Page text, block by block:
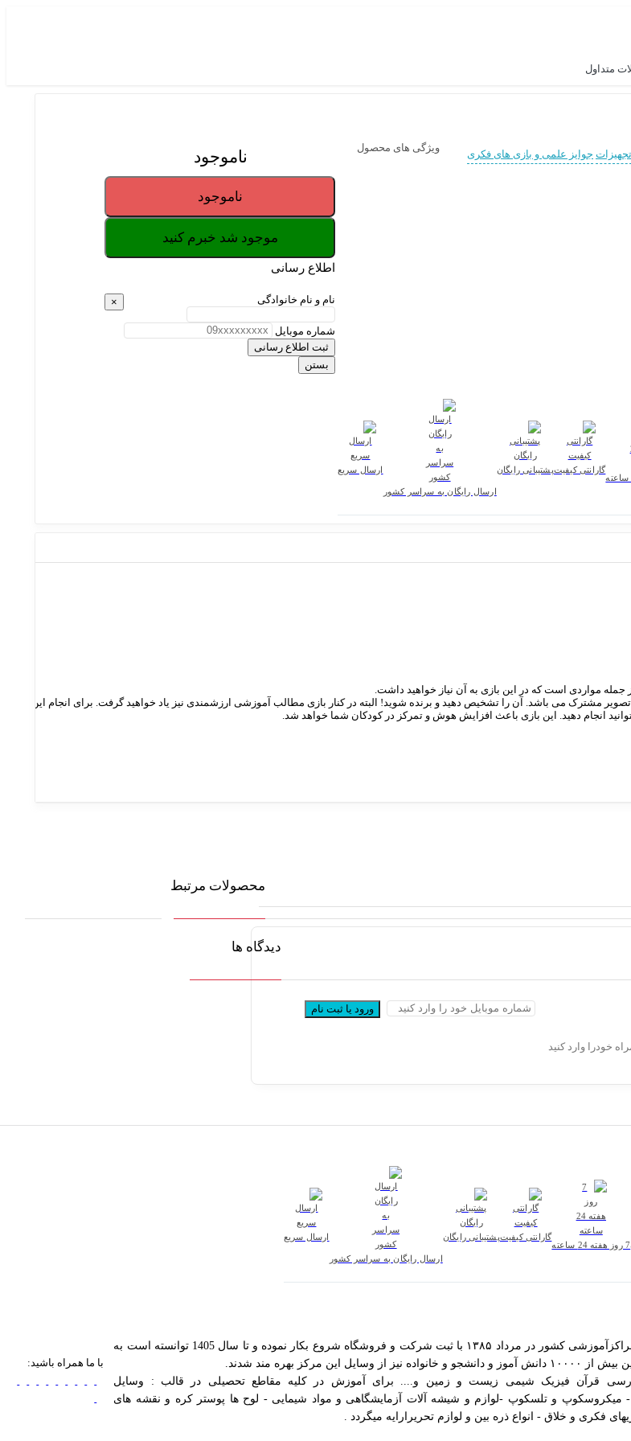
متداول
تجهیزات جوایز علمی و بازی های فکری
ویژگی های محصول ناموجود
ناموجود
موجود شد خبرم کنید
اطلاع رسانی
× نام و نام خانوادگی
شماره موبایل
ثبت اطلاع رسانی
بستن
گارانتی کیفیتپشتیبانی رایگان
ارسال رایگان به سراسر کشور
ارسال سریع
جمله مواردی است که در این بازی به آن نیاز خواهید داشت.
دارد ، بین هر دو کارت، فقط یک تصویر مشترک می باشد. آن را تشخیص دهید و برنده شوید! البته در کنار بازی مطالب آموزشی ارزشمندی نیز یاد خواهید گرفت. برای انجام این
انجام دهید. این بازی باعث افزایش هوش و تمرکز در کودکان شما خواهد شد.
خودرا وارد کنید
ورود یا ثبت نام
دیدگاه ها
محصولات مرتبط
7 روز هفته 24 ساعته
گارانتی کیفیتپشتیبانی رایگان
ارسال رایگان به سراسر کشور
ارسال سریع
مرکز تجهیزات آموزشی آزمایشگاهی کیمیا در راستای اهداف آموزش و ارتقای سطح علمی مراکزآموزشی کشور در مرداد ۱۳۸۵ با ثبت شرکت و فروشگاه شروع بکار نموده و تا سال 1405 توانسته است به
قرآن فیزیک شیمی زیست و زمین و.... برای آموزش در کلیه مقاطع تحصیلی در قالب : وسایل
- میکروسکوپ و تلسکوپ -لوازم و شیشه آلات آزمایشگاهی و مواد شیمایی - لوح ها پوستر کره و نقشه های
فکری و خلاق - انواع ذره بین و لوازم تحریرارایه میگردد .
با ما همراه باشید: